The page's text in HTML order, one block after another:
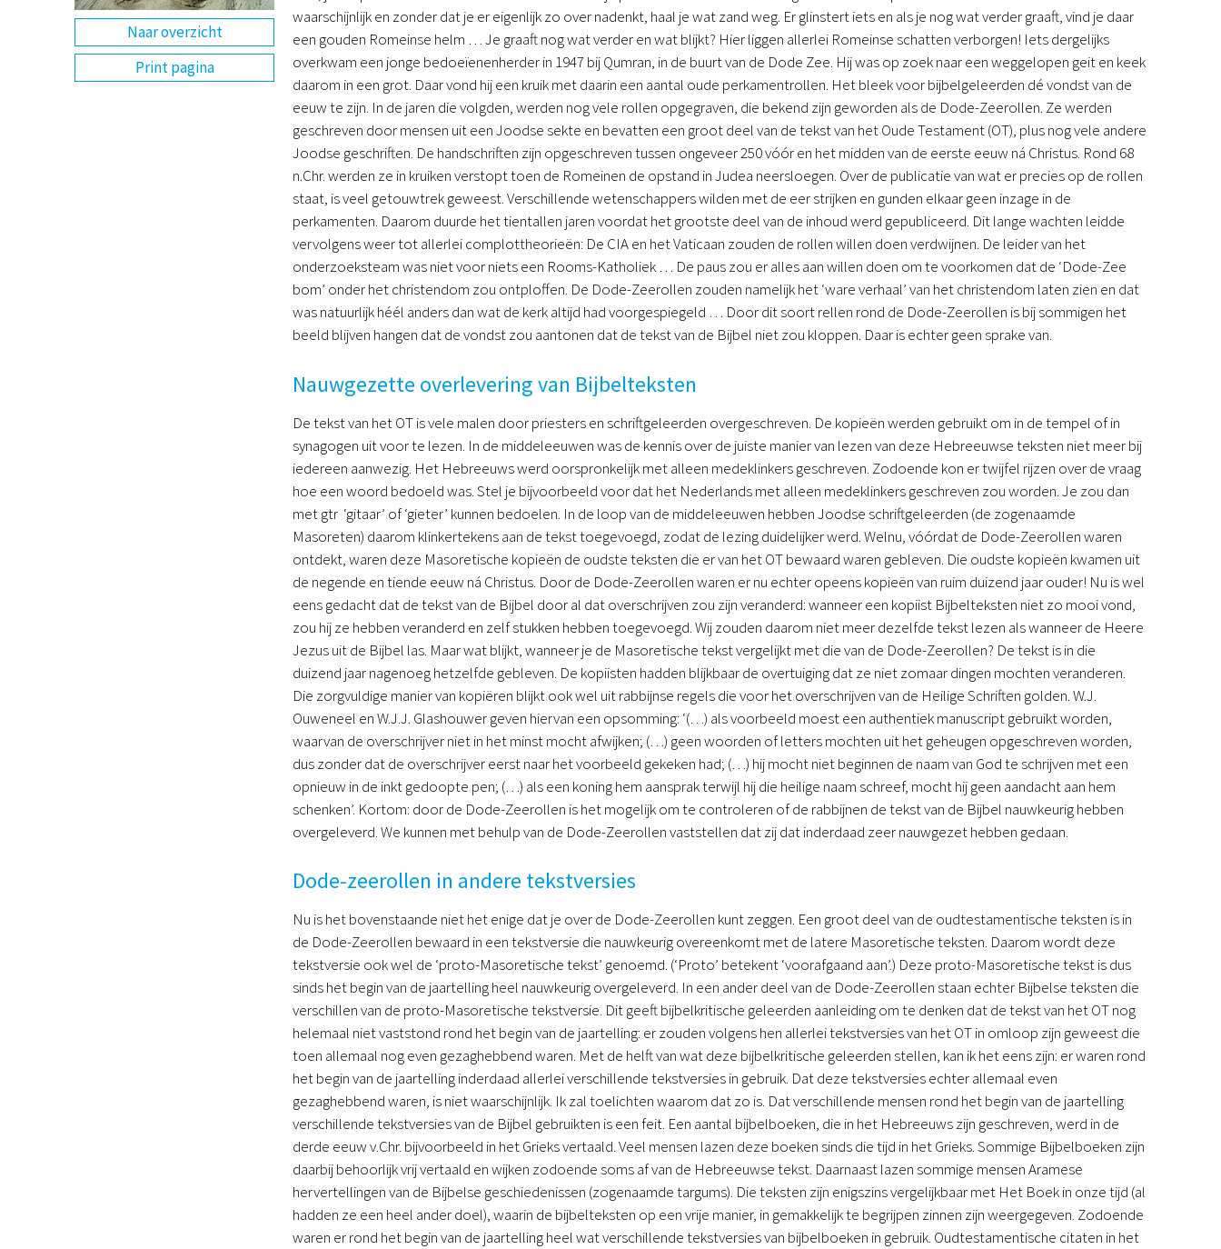
Naar overzicht
Print pagina
waarschijnlijk en zonder dat je er eigenlijk zo over nadenkt, haal je wat zand weg. Er glinstert iets en als je nog wat verder graaft, vind je daar
een gouden Romeinse helm … Je graaft nog wat verder en wat blijkt? Hier liggen allerlei Romeinse schatten verborgen! Iets dergelijks
overkwam een jonge bedoeïenenherder in 1947 bij Qumran, in de buurt van de Dode Zee. Hij was op zoek naar een weggelopen geit en keek
daarom in een grot. Daar vond hij een kruik met daarin een aantal oude perkamentrollen. Het bleek voor bijbelgeleerden dé vondst van de
eeuw te zijn. In de jaren die volgden, werden nog vele rollen opgegraven, die bekend zijn geworden als de Dode-Zeerollen. Ze werden
geschreven door mensen uit een Joodse sekte en bevatten een groot deel van de tekst van het Oude Testament (OT), plus nog vele andere
Joodse geschriften. De handschriften zijn opgeschreven tussen ongeveer 250 vóór en het midden van de eerste eeuw ná Christus. Rond 68
n.Chr. werden ze in kruiken verstopt toen de Romeinen de opstand in Judea neersloegen. Over de publicatie van wat er precies op de rollen
staat, is veel getouwtrek geweest. Verschillende wetenschappers wilden met de eer strijken en gunden elkaar geen inzage in de
perkamenten. Daarom duurde het tientallen jaren voordat het grootste deel van de inhoud werd gepubliceerd. Dit lange wachten leidde
vervolgens weer tot allerlei complottheorieën: De CIA en het Vaticaan zouden de rollen willen doen verdwijnen. De leider van het
onderzoeksteam was niet voor niets een Rooms-Katholiek … De paus zou er alles aan willen doen om te voorkomen dat de ‘Dode-Zee
bom’ onder het christendom zou ontploffen. De Dode-Zeerollen zouden namelijk het ‘ware verhaal’ van het christendom laten zien en dat
was natuurlijk héél anders dan wat de kerk altijd had voorgespiegeld … Door dit soort rellen rond de Dode-Zeerollen is bij sommigen het
beeld blijven hangen dat de vondst zou aantonen dat de tekst van de Bijbel niet zou kloppen. Daar is echter geen sprake van.
Nauwgezette overlevering van Bijbelteksten
De tekst van het OT is vele malen door priesters en schriftgeleerden overgeschreven. De kopieën werden gebruikt om in de tempel of in
synagogen uit voor te lezen. In de middeleeuwen was de kennis over de juiste manier van lezen van deze Hebreeuwse teksten niet meer bij
iedereen aanwezig. Het Hebreeuws werd oorspronkelijk met alleen medeklinkers geschreven. Zodoende kon er twijfel rijzen over de vraag
hoe een woord bedoeld was. Stel je bijvoorbeeld voor dat het Nederlands met alleen medeklinkers geschreven zou worden. Je zou dan
met gtr ‘gitaar’ of ‘gieter’ kunnen bedoelen. In de loop van de middeleeuwen hebben Joodse schriftgeleerden (de zogenaamde
Masoreten) daarom klinkertekens aan de tekst toegevoegd, zodat de lezing duidelijker werd. Welnu, vóórdat de Dode-Zeerollen waren
ontdekt, waren deze Masoretische kopieën de oudste teksten die er van het OT bewaard waren gebleven. Die oudste kopieën kwamen uit
de negende en tiende eeuw ná Christus. Door de Dode-Zeerollen waren er nu echter opeens kopieën van ruim duizend jaar ouder! Nu is wel
eens gedacht dat de tekst van de Bijbel door al dat overschrijven zou zijn veranderd: wanneer een kopiist Bijbelteksten niet zo mooi vond,
zou hij ze hebben veranderd en zelf stukken hebben toegevoegd. Wij zouden daarom niet meer dezelfde tekst lezen als wanneer de Heere
Jezus uit de Bijbel las. Maar wat blijkt, wanneer je de Masoretische tekst vergelijkt met die van de Dode-Zeerollen? De tekst is in die
duizend jaar nagenoeg hetzelfde gebleven. De kopiisten hadden blijkbaar de overtuiging dat ze niet zomaar dingen mochten veranderen.
Die zorgvuldige manier van kopiëren blijkt ook wel uit rabbijnse regels die voor het overschrijven van de Heilige Schriften golden. W.J.
Ouweneel en W.J.J. Glashouwer geven hiervan een opsomming: ‘(…) als voorbeeld moest een authentiek manuscript gebruikt worden,
waarvan de overschrijver niet in het minst mocht afwijken; (…) geen woorden of letters mochten uit het geheugen opgeschreven worden,
dus zonder dat de overschrijver eerst naar het voorbeeld gekeken had; (…) hij mocht niet beginnen de naam van God te schrijven met een
opnieuw in de inkt gedoopte pen; (…) als een koning hem aansprak terwijl hij die heilige naam schreef, mocht hij geen aandacht aan hem
schenken’. Kortom: door de Dode-Zeerollen is het mogelijk om te controleren of de rabbijnen de tekst van de Bijbel nauwkeurig hebben
overgeleverd. We kunnen met behulp van de Dode-Zeerollen vaststellen dat zij dat inderdaad zeer nauwgezet hebben gedaan.
Dode-zeerollen in andere tekstversies
Nu is het bovenstaande niet het enige dat je over de Dode-Zeerollen kunt zeggen. Een groot deel van de oudtestamentische teksten is in
de Dode-Zeerollen bewaard in een tekstversie die nauwkeurig overeenkomt met de latere Masoretische teksten. Daarom wordt deze
tekstversie ook wel de ‘proto-Masoretische tekst’ genoemd. (‘Proto’ betekent ‘voorafgaand aan’.) Deze proto-Masoretische tekst is dus
sinds het begin van de jaartelling heel nauwkeurig overgeleverd. In een ander deel van de Dode-Zeerollen staan echter Bijbelse teksten die
verschillen van de proto-Masoretische tekstversie. Dit geeft bijbelkritische geleerden aanleiding om te denken dat de tekst van het OT nog
helemaal niet vaststond rond het begin van de jaartelling: er zouden volgens hen allerlei tekstversies van het OT in omloop zijn geweest die
toen allemaal nog even gezaghebbend waren. Met de helft van wat deze bijbelkritische geleerden stellen, kan ik het eens zijn: er waren rond
het begin van de jaartelling inderdaad allerlei verschillende tekstversies in gebruik. Dat deze tekstversies echter allemaal even
gezaghebbend waren, is niet waarschijnlijk. Ik zal toelichten waarom dat zo is. Dat verschillende mensen rond het begin van de jaartelling
verschillende tekstversies van de Bijbel gebruikten is een feit. Een aantal bijbelboeken, die in het Hebreeuws zijn geschreven, werd in de
derde eeuw v.Chr. bijvoorbeeld in het Grieks vertaald. Veel mensen lazen deze boeken sinds die tijd in het Grieks. Sommige Bijbelboeken zijn
daarbij behoorlijk vrij vertaald en wijken zodoende soms af van de Hebreeuwse tekst. Daarnaast lazen sommige mensen Aramese
hervertellingen van de Bijbelse geschiedenissen (zogenaamde targums). Die teksten zijn enigszins vergelijkbaar met Het Boek in onze tijd (al
hadden ze een heel ander doel), waarin de bijbelteksten op een vrije manier, in gemakkelijk te begrijpen zinnen zijn weergegeven. Zodoende
waren er rond het begin van de jaartelling heel wat verschillende tekstversies van bijbelboeken in gebruik. Oudtestamentische citaten in het
Podcast
Magazine
Digitale nieuwsbrief
Agenda
Kinderwerk
Jongerenwerk
Het Studiehuis (cursus)
Webshop
Over ons
Onze visie
Geschiedenis
Actueel
ANBI
Veelgestelde vragen
Contact